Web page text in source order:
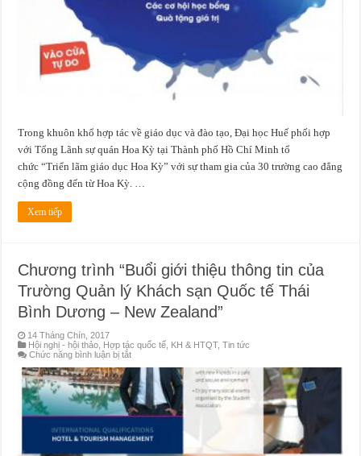
Trong khuôn khổ hợp tác về giáo dục và đào tạo, Đại học Huế phối hợp
với Tổng Lãnh sự quán Hoa Kỳ tại Thành phố Hồ Chí Minh tổ
chức “Triển lãm giáo dục Hoa Kỳ” với sự tham gia của 30 trường cao đẳng
cộng đồng đến từ Hoa Kỳ. …
Xem tiếp
Chương trình “Buổi giới thiệu thông tin của
Trường Quản lý Khách sạn Quốc tế Thái
Bình Dương – New Zealand”
14 Tháng Chín, 2017
Hội nghị - hội thảo Hợp tác quốc tế KH & HTQT,Tin tức
Chức năng bình luận bị tắtở
trình
“Buổi
giới
thiệu
thông
tin
của
Trường